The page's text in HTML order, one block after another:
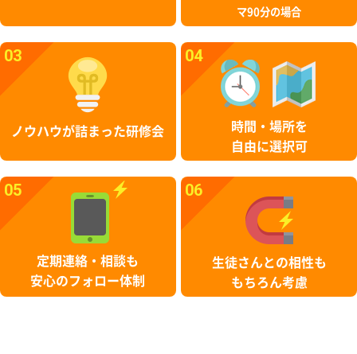
マ90分の場合
03
ノウハウが詰まった研修会
04
時間・場所を
自由に選択可
05
定期連絡・相談も
安心のフォロー体制
06
生徒さんとの相性も
もちろん考慮